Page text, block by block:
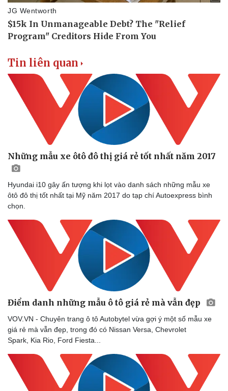
Doanh nghiệp
Thông tin doanh nghiệp
Doanh nghiệp 24h
Doanh nhân
Vì cộng đồng
Công nghệ
Sành điệu
Tin Công nghệ
Tin liên quan
Những mẫu xe ôtô đô thị giá rẻ tốt nhất năm 2017
Hyundai i10 gây ấn tượng khi lọt vào danh sách những mẫu xe
ôtô đô thị tốt nhất tại Mỹ năm 2017 do tạp chí Autoexpress bình
chọn.
Điểm danh những mẫu ô tô giá rẻ mà vẫn đẹp
VOV.VN - Chuyên trang ô tô Autobytel vừa gợi ý một số mẫu xe
giá rẻ mà vẫn đẹp, trong đó có Nissan Versa, Chevrolet
Spark, Kia Rio, Ford Fiesta...